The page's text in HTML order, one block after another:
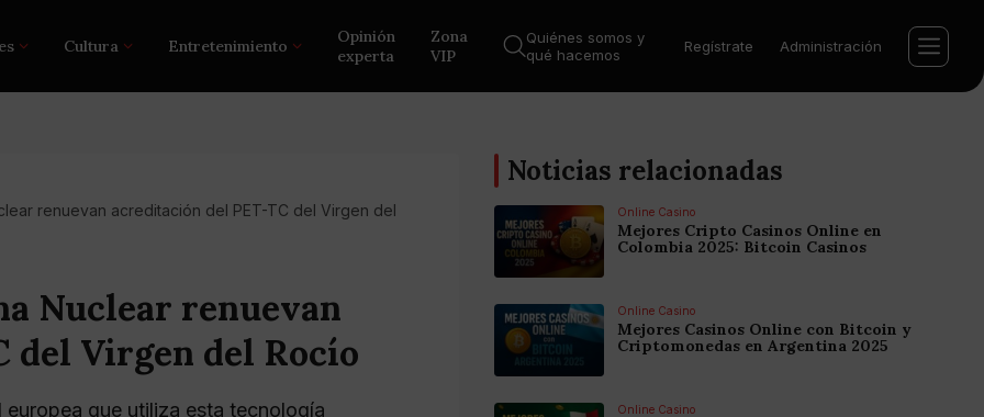
Cultura Entretenimiento
Opinión
experta
Zona
VIP
Quiénes somos y
qué hacemos
Regístrate Administración
renuevan acreditación del PET-TC del Virgen del
Nuclear renuevan
del Virgen del Rocío
que utiliza esta tecnología
Noticias relacionadas
Online Casino
Mejores Cripto Casinos Online en
Colombia 2025: Bitcoin Casinos
Online Casino
Mejores Casinos Online con Bitcoin y
Criptomonedas en Argentina 2025
Online Casino